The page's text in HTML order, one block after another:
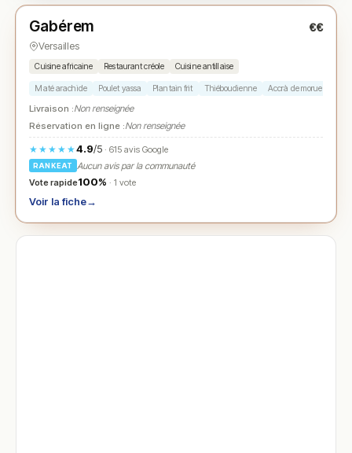
★ N° 3
Gabérem €€
Versailles
Cuisine africaine Restaurant créole Cuisine antillaise
Maté arachide Poulet yassa Plantain frit Thiéboudienne Accrà de morue
Livraison :Non renseignée
Réservation en ligne :Non renseignée
★★★★★4.9/5· 615 avis Google
RANKEAT
Aucun avis par la communauté
Vote rapide100% · 1 vote
Voir la fiche→